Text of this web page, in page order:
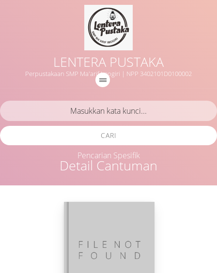
LENTERA PUSTAKA
Perpustakaan SMP Ma'arif Imogiri | NPP 3402101D0100002
Detail Cantuman
CARI
Pencarian Spesifik